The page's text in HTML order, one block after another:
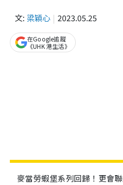
文: 梁穎心 2023.05.25
在Google追蹤
《UHK 港生活》
麥當勞蝦堡系列回歸！更會